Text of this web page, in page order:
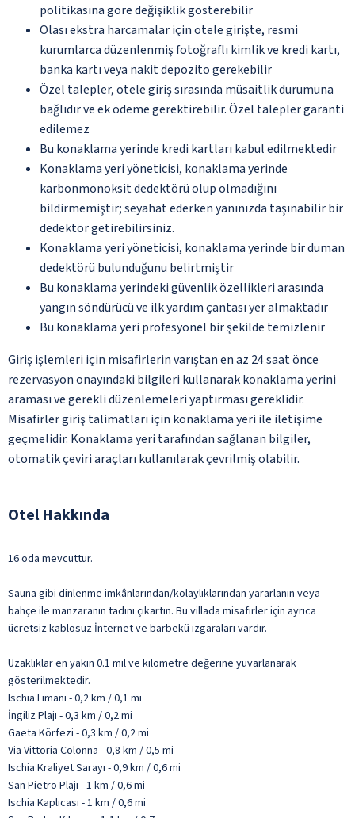
politikasına göre değişiklik gösterebilir
Olası ekstra harcamalar için otele girişte, resmi
kurumlarca düzenlenmiş fotoğraflı kimlik ve kredi kartı,
banka kartı veya nakit depozito gerekebilir
Özel talepler, otele giriş sırasında müsaitlik durumuna
bağlıdır ve ek ödeme gerektirebilir. Özel talepler garanti
edilemez
Bu konaklama yerinde kredi kartları kabul edilmektedir
Konaklama yeri yöneticisi, konaklama yerinde
karbonmonoksit dedektörü olup olmadığını
bildirmemiştir; seyahat ederken yanınızda taşınabilir bir
dedektör getirebilirsiniz.
Konaklama yeri yöneticisi, konaklama yerinde bir duman
dedektörü bulunduğunu belirtmiştir
Bu konaklama yerindeki güvenlik özellikleri arasında
yangın söndürücü ve ilk yardım çantası yer almaktadır
Bu konaklama yeri profesyonel bir şekilde temizlenir
Giriş işlemleri için misafirlerin varıştan en az 24 saat önce
rezervasyon onayındaki bilgileri kullanarak konaklama yerini
araması ve gerekli düzenlemeleri yaptırması gereklidir.
Misafirler giriş talimatları için konaklama yeri ile iletişime
geçmelidir. Konaklama yeri tarafından sağlanan bilgiler,
otomatik çeviri araçları kullanılarak çevrilmiş olabilir.
Otel Hakkında
16 oda mevcuttur.
Sauna gibi dinlenme imkânlarından/kolaylıklarından yararlanın veya
bahçe ile manzaranın tadını çıkartın. Bu villada misafirler için ayrıca
ücretsiz kablosuz İnternet ve barbekü ızgaraları vardır.
Uzaklıklar en yakın 0.1 mil ve kilometre değerine yuvarlanarak
gösterilmektedir.
Ischia Limanı - 0,2 km / 0,1 mi
İngiliz Plajı - 0,3 km / 0,2 mi
Gaeta Körfezi - 0,3 km / 0,2 mi
Via Vittoria Colonna - 0,8 km / 0,5 mi
Ischia Kraliyet Sarayı - 0,9 km / 0,6 mi
San Pietro Plajı - 1 km / 0,6 mi
Ischia Kaplıcası - 1 km / 0,6 mi